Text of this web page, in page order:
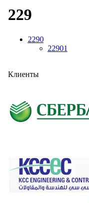
229
2290
22901
Клиенты